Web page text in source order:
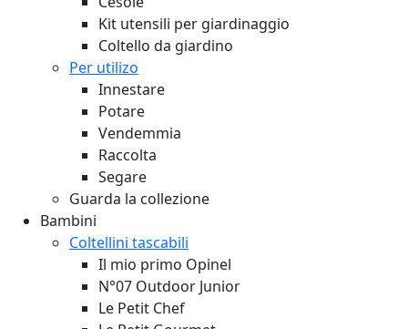
Kit utensili per giardinaggio
Coltello da giardino
Per utilizo
Innestare
Potare
Vendemmia
Raccolta
Segare
Guarda la collezione
Bambini
Coltellini tascabili
Il mio primo Opinel
N°07 Outdoor Junior
Le Petit Chef